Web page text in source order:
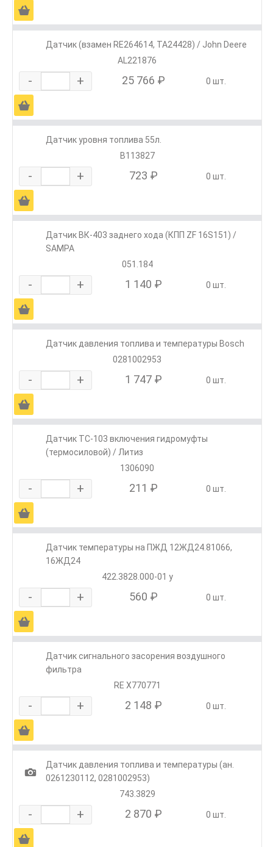
Ä
Датчик (взамен RE264614, TA24428) / John Deere
AL221876
- + 25 766 ₽ 0 шт.
Ä
Датчик уровня топлива 55л.
В113827
- + 723 ₽ 0 шт.
Ä
Датчик ВК-403 заднего хода (КПП ZF 16S151) /
SAMPA
051.184
- + 1 140 ₽ 0 шт.
Ä
Датчик давления топлива и температуры Bosch
0281002953
- + 1 747 ₽ 0 шт.
Ä
Датчик ТС-103 включения гидромуфты
(термосиловой) / Литиз
1306090
- + 211 ₽ 0 шт.
Ä
Датчик температуры на ПЖД 12ЖД24.81066,
16ЖД24
422.3828.000-01 у
- + 560 ₽ 0 шт.
Ä
Датчик сигнального засорения воздушного
фильтра
RE X770771
- + 2 148 ₽ 0 шт.
Ä
1
Датчик давления топлива и температуры (ан.
0261230112, 0281002953)
743.3829
- + 2 870 ₽ 0 шт.
Ä